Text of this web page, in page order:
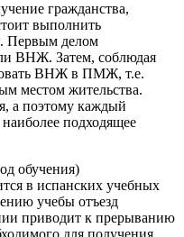
гражданства,
выполнить
Первым делом
ВНЖ. Затем, соблюдая
ВНЖ в ПМЖ, т.е.
местом жительства.
а поэтому каждый
подходящее
обучения)
в испанских учебных
учебы отъезд
приводит к прерыванию